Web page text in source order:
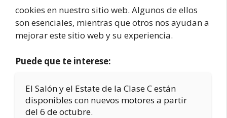
cookies en nuestro sitio web. Algunos de ellos
son esenciales, mientras que otros nos ayudan a
mejorar este sitio web y su experiencia.
Puede que te interese:
El Salón y el Estate de la Clase C están
disponibles con nuevos motores a partir
del 6 de octubre.